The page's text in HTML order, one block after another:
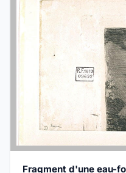
Fragment d'une eau-